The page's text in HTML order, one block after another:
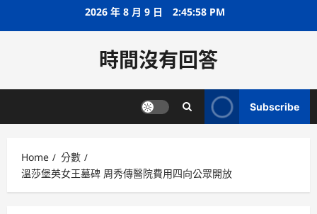
2026 年 8 月 9 日 2:45:59 PM
時間沒有回答
Subscribe
Home
分數
溫莎堡英女王墓碑 周秀傳醫院費用四向公眾開放